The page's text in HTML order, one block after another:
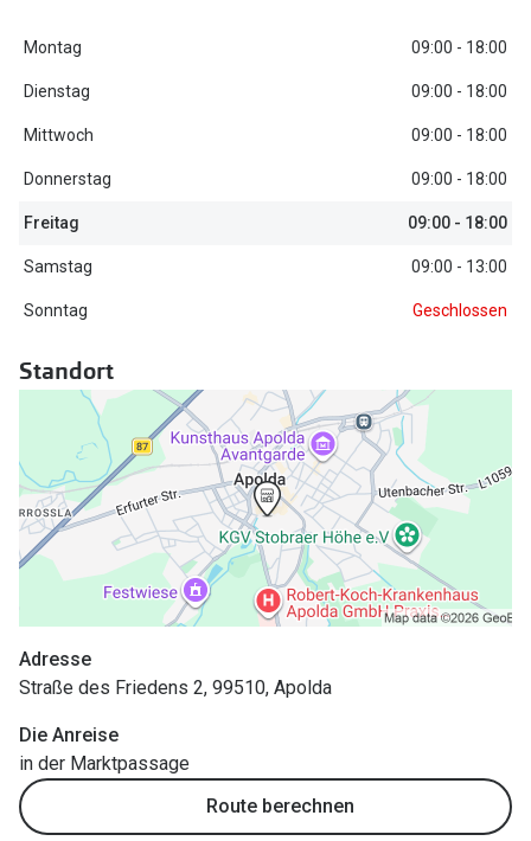
Trends
Nuance Audio Brille
Ray-Ban Meta
Oakley Meta
Brillentrends 2026
Glaspakete
Glasveredelungen
Brillenglas Typen
Transitions Gläser
Blaulichtfilter
Stellest®-Brillengläser
Brillenbügel
Brillenkettchen
Zubehör
Ratgeber
UV-
Angebote
Montag 09:00 - 18:00
Dienstag 09:00 - 18:00
Mittwoch 09:00 - 18:00
Donnerstag 09:00 - 18:00
Freitag 09:00 - 18:00
Samstag 09:00 - 13:00
Sonntag Geschlossen
Standort
Adresse
Straße des Friedens 2, 99510, Apolda
Die Anreise
in der Marktpassage
Route berechnen